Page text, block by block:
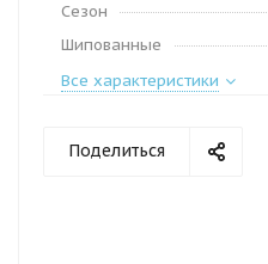
Сезон
Шипованные
Все характеристики
Поделиться